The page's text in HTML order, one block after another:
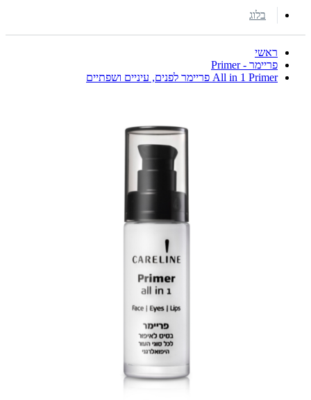
בלוג
ראשי
פריימר - Primer
All in 1 Primer פריימר לפנים, עיניים ושפתיים